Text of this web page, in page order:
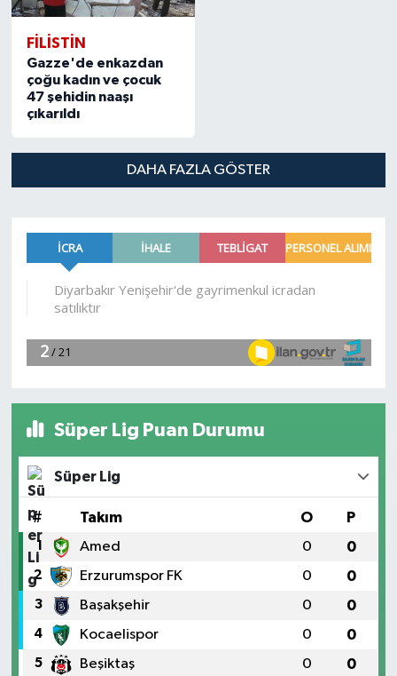
FILISTIN
Gazze'de enkazdan
çoğu kadın ve çocuk
47 şehidin naaşı
çıkarıldı
DAHA FAZLA GÖSTER
Süper Lig Puan Durumu
Süper Lig
# Takım O P
1 Amed 0 0
2 Erzurumspor FK 0 0
3 Başakşehir 0 0
4 Kocaelispor 0 0
5 Beşiktaş 0 0